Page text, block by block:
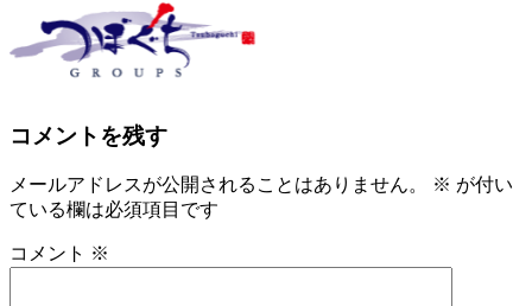
コメントを残す
メールアドレスが公開されることはありません。 ※ が付い
ている欄は必須項目です
コメント ※